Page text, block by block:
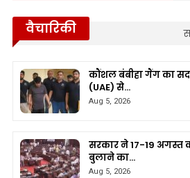
वैचारिकी
कौंशल बंबीहा गैंग का
(UAE) से…
Aug 5, 2026
सरकार ने 17-19 अगस्त
बुलाने का…
Aug 5, 2026